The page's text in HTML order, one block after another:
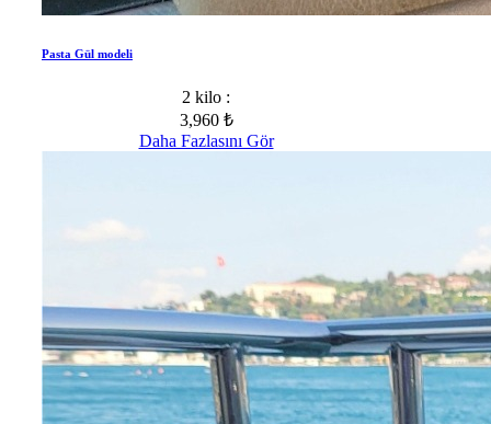
Pasta Gül modeli
2 kilo :
3,960 ₺
Daha Fazlasını Gör